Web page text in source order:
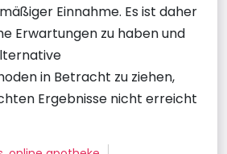
Einnahme. Es ist daher
Erwartungen zu haben und
in Betracht zu ziehen,
Ergebnisse nicht erreicht